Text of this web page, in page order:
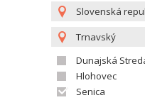
Slovenská
Trnavský
Dunajská
Hlohovec
Senica